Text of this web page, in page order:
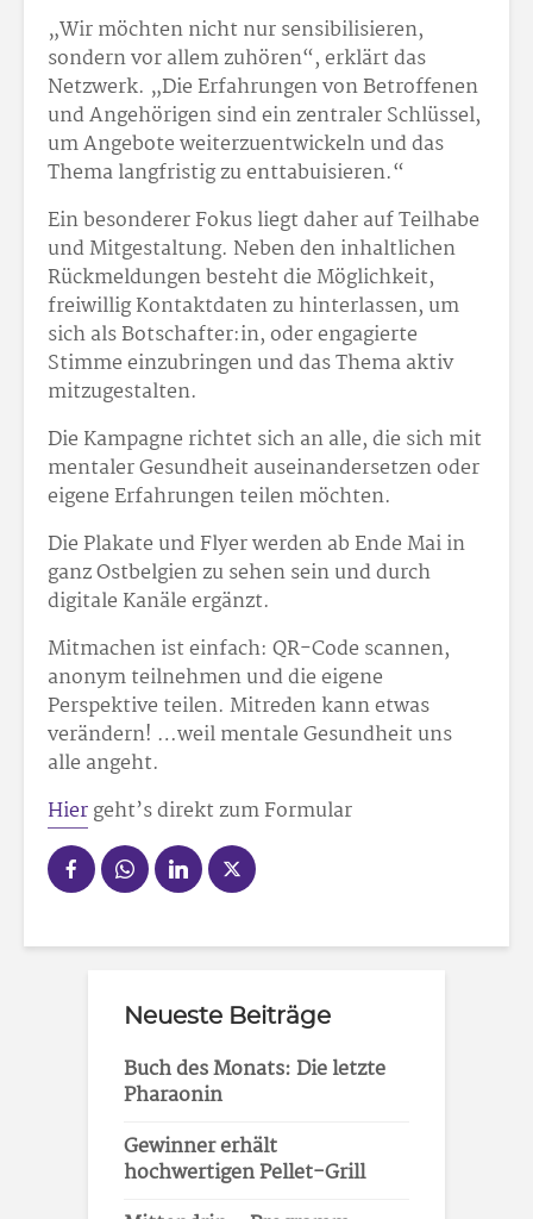
„Wir möchten nicht nur sensibilisieren,
sondern vor allem zuhören“, erklärt das
Netzwerk. „Die Erfahrungen von Betroffenen
und Angehörigen sind ein zentraler Schlüssel,
um Angebote weiterzuentwickeln und das
Thema langfristig zu enttabuisieren.“
Ein besonderer Fokus liegt daher auf Teilhabe
und Mitgestaltung. Neben den inhaltlichen
Rückmeldungen besteht die Möglichkeit,
freiwillig Kontaktdaten zu hinterlassen, um
sich als Botschafter:in, oder engagierte
Stimme einzubringen und das Thema aktiv
mitzugestalten.
Die Kampagne richtet sich an alle, die sich mit
mentaler Gesundheit auseinandersetzen oder
eigene Erfahrungen teilen möchten.
Die Plakate und Flyer werden ab Ende Mai in
ganz Ostbelgien zu sehen sein und durch
digitale Kanäle ergänzt.
Mitmachen ist einfach: QR-Code scannen,
anonym teilnehmen und die eigene
Perspektive teilen. Mitreden kann etwas
verändern! …weil mentale Gesundheit uns
alle angeht.
Hiergeht’s direkt zum Formular
Neueste Beiträge
Buch des Monats: Die letzte
Pharaonin
Gewinner erhält
hochwertigen Pellet-Grill